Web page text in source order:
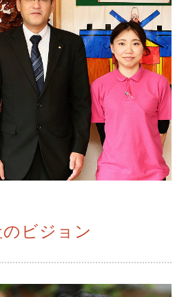
ビジョン